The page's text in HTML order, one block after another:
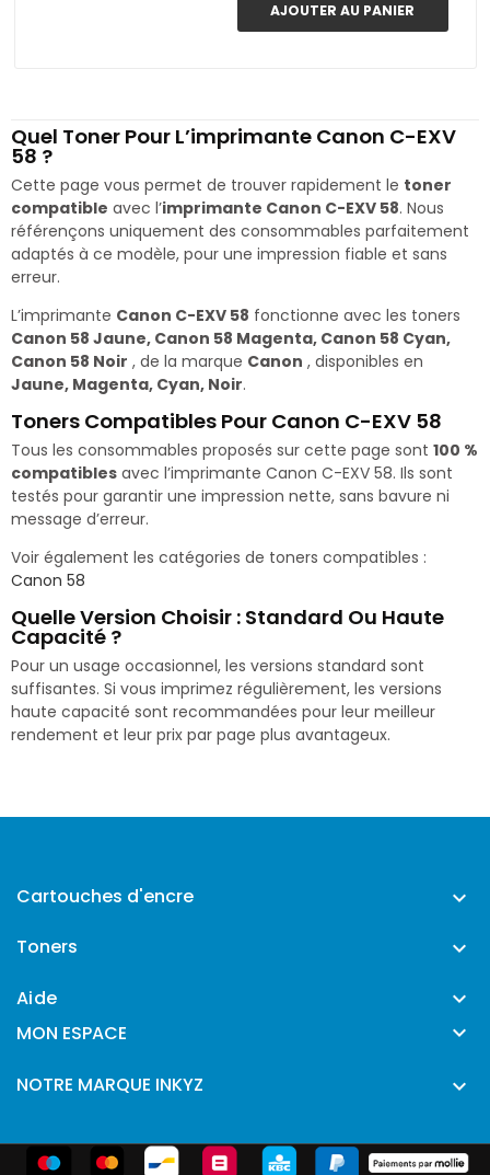
AJOUTER AU PANIER
Quel Toner Pour L’imprimante Canon C-EXV
58 ?
Cette page vous permet de trouver rapidement le toner
compatible avec l’imprimante Canon C-EXV 58. Nous
référençons uniquement des consommables parfaitement
adaptés à ce modèle, pour une impression fiable et sans
erreur.
L’imprimante Canon C-EXV 58 fonctionne avec les toners
Canon 58 Jaune, Canon 58 Magenta, Canon 58 Cyan,
Canon 58 Noir , de la marque Canon , disponibles en
Jaune, Magenta, Cyan, Noir.
Toners Compatibles Pour Canon C-EXV 58
Tous les consommables proposés sur cette page sont 100 %
compatibles avec l’imprimante Canon C-EXV 58. Ils sont
testés pour garantir une impression nette, sans bavure ni
message d’erreur.
Voir également les catégories de toners compatibles :
Canon 58
Quelle Version Choisir : Standard Ou Haute
Capacité ?
Pour un usage occasionnel, les versions standard sont
suffisantes. Si vous imprimez régulièrement, les versions
haute capacité sont recommandées pour leur meilleur
rendement et leur prix par page plus avantageux.
Cartouches d'encre 
Toners 
Aide 
MON ESPACE 
NOTRE MARQUE INKYZ 